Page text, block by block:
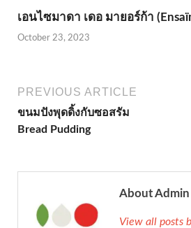
เอนไซมาดา เดอ มายอร์ก้า
October 23, 2023
PREVIOUS ARTICLE
ขนมปังพุดดิ้งกับซอสรัม
Bread Pudding
About Admin
View all posts